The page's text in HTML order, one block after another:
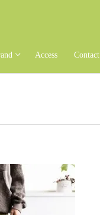
Access Contact